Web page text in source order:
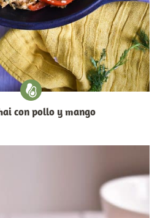
con pollo y mango